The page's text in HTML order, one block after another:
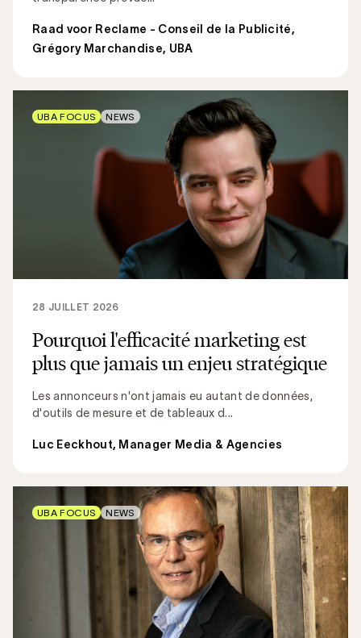
Raad voor Reclame - Conseil de la Publicité,
Grégory Marchandise, UBA
Pourquoi l'efficacité marketing est
plus que jamais un enjeu stratégique
Les annonceurs n'ont jamais eu autant de données,
d'outils de mesure et de tableaux d...
28 JUILLET 2026
Luc Eeckhout, Manager Media & Agencies
UBA FOCUS NEWS
UBA FOCUS NEWS